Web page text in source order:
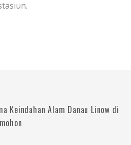
Keindahan Alam Danau Linow di